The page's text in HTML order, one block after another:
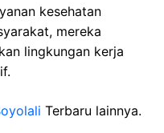
kesehatan
mereka
lingkungan kerja
Terbaru lainnya.